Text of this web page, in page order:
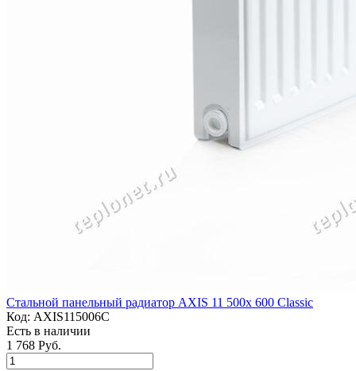
Стальной панельный радиатор AXIS 11 500x 600 Classic
Код: AXIS115006C
Есть в наличии
1 768 Руб.